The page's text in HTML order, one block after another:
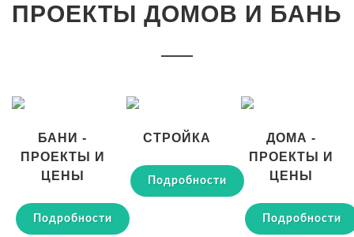
ПРОЕКТЫ ДОМОВ И БАНЬ
БАНИ -
ПРОЕКТЫ И
ЦЕНЫ
Подробности
СТРОЙКА
Подробности
ДОМА -
ПРОЕКТЫ И
ЦЕНЫ
Подробности